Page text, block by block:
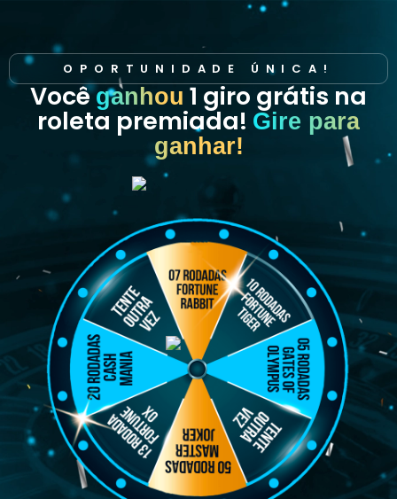
OPORTUNIDADE ÚNICA!
Vocêganhou 1 giro grátis na
roleta premiada! Gire para
ganhar!